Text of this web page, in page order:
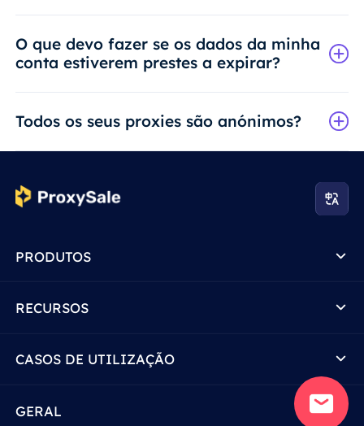
O que devo fazer se os dados da minha
conta estiverem prestes a expirar?
Todos os seus proxies são anónimos?
PRODUTOS
RECURSOS
CASOS DE UTILIZAÇÃO
GERAL